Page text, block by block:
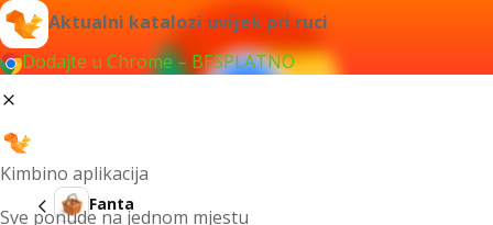
Aktualni katalozi uvijek pri ruci
Dodajte u Chrome – BESPLATNO
Kimbino aplikacija
Sve ponude na jednom mjestu
Fanta